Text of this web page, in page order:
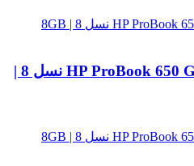
لپ تاپ استوک HP ProBook 650 G5 Core i7 نسل 8 |